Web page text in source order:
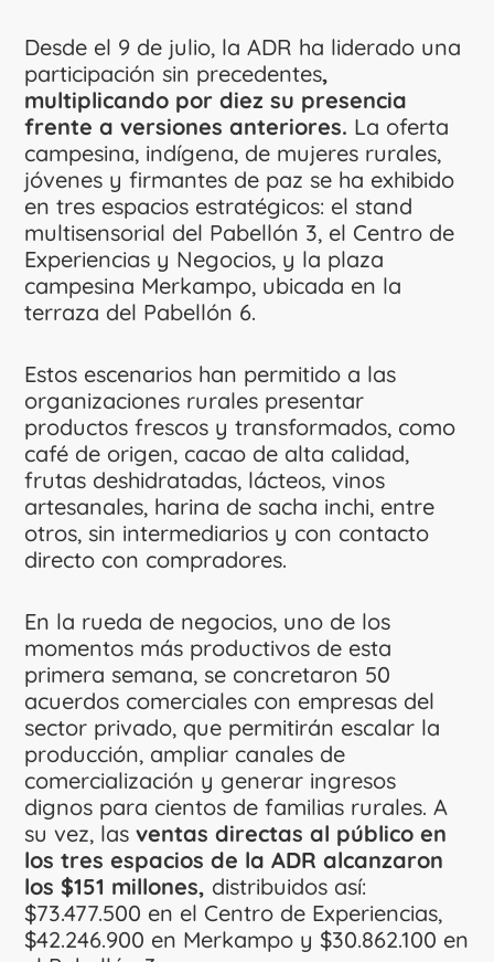
Desde el 9 de julio, la ADR ha liderado una
participación sin precedentes,
multiplicando por diez su presencia
frente a versiones anteriores. La oferta
campesina, indígena, de mujeres rurales,
jóvenes y firmantes de paz se ha exhibido
en tres espacios estratégicos: el stand
multisensorial del Pabellón 3, el Centro de
Experiencias y Negocios, y la plaza
campesina Merkampo, ubicada en la
terraza del Pabellón 6.
Estos escenarios han permitido a las
organizaciones rurales presentar
productos frescos y transformados, como
café de origen, cacao de alta calidad,
frutas deshidratadas, lácteos, vinos
artesanales, harina de sacha inchi, entre
otros, sin intermediarios y con contacto
directo con compradores.
En la rueda de negocios, uno de los
momentos más productivos de esta
primera semana, se concretaron 50
acuerdos comerciales con empresas del
sector privado, que permitirán escalar la
producción, ampliar canales de
comercialización y generar ingresos
dignos para cientos de familias rurales. A
su vez, las ventas directas al público en
los tres espacios de la ADR alcanzaron
los $151 millones, distribuidos así:
$73.477.500 en el Centro de Experiencias,
$42.246.900 en Merkampo y $30.862.100 en